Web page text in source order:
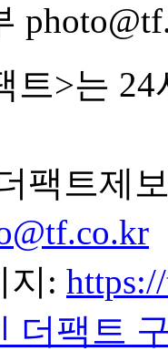
트>는
팩트제
지:
더팩트